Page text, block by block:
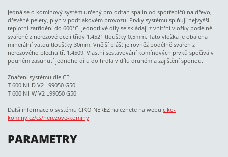
Jedná se o komínový systém určený pro odtah spalin od spotřebičů na dřevo,
dřevěné pelety, plyn v podtlakovém provozu. Prvky systému splňují nejvyšší
teplotní zatřídění do 600°C. Jednotlivé díly se skládají z vnitřní vložky podélně
svařené z nerezové oceli třídy 1.4521 tloušťky 0,5mm. Tato vložka je obalena
minerální vatou tloušťky 30mm. Vnější plášť je rovněž podélně svařen z
nerezového plechu tř. 1.4509. Vlastní sestavování komínových prvků spočívá v
pouhém zasunutí jednoho dílu do hrdla v dílu druhém a zajištění sponou.
Značení systému dle CE:
T 600 N1 D V2 L99050 G50
T 600 N1 W V2 L99050 G50
Další informace o systému CIKO NEREZ naleznete na webu ciko-
kominy.cz/cs/nerezove-kominy
PARAMETRY